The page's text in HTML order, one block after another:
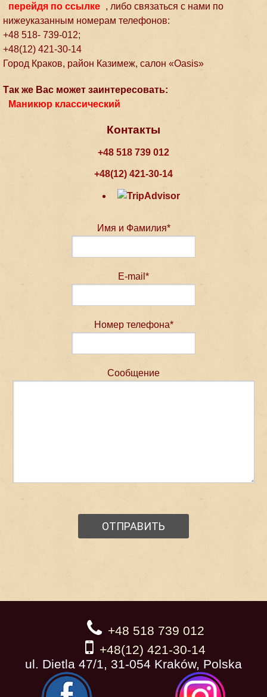
перейдя по ссылке , либо связаться с нами по
нижеуказанным номерам телефонов:
+48 518- 739-012;
+48(12) 421-30-14
Город Краков, район Казимеж, салон «Oasis»
Так же Вас может заинтересовать:
Маникюр классический
Контакты
+48 518 739 012
+48(12) 421-30-14
Имя и Фамилия*
E-mail*
Номер телефона*
Сообщение
+48 518 739 012
+48(12) 421-30-14
ul. Dietla 47/1, 31-054 Kraków, Polska